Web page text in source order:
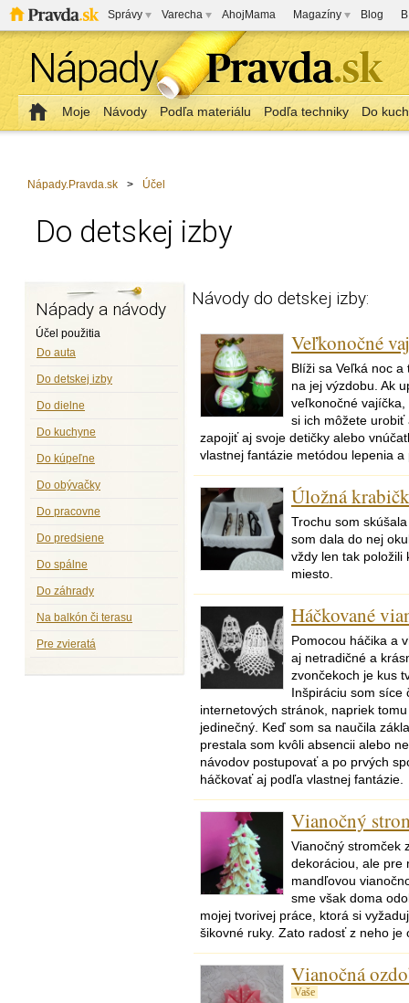
Správy Varecha AhojMama Magazíny Blog
Moje Návody Podľa materiálu Podľa techniky Do
Nápady.Pravda.sk > Účel
Do detskej izby
Nápady a návody
Účel použitia
Do auta
Do detskej izby
Do dielne
Do kuchyne
Do kúpeľne
Do obývačky
Do pracovne
Do predsiene
Do spálne
Do záhrady
Na balkón či terasu
Pre zvieratá
Návody do detskej izby:
Veľkonočné
Blíži sa Veľká noc
na jej výzdobu. Ak
veľkonočné
si ich môžete urobiť
zapojiť aj svoje detičky alebo
vlastnej fantázie metódou lepenia
Úložná
Trochu som
som dala do nej
vždy len tak položili
miesto.
Háčkované
Pomocou háčika a
aj netradičné a
zvončekoch je kus
Inšpiráciu som
internetových stránok, napriek
jedinečný. Keď som sa naučila
prestala som kvôli absencii alebo
návodov postupovať a po prvých
háčkovať aj podľa vlastnej fantázie.
Vianočný
Vianočný stromček
dekoráciou, ale pre
mandľovou
sme však doma
mojej tvorivej práce, ktorá si
šikovné ruky. Zato radosť z neho je
Vianočná
Vaše